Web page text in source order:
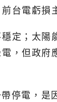
台電虧損
定；太
，但政
停電，